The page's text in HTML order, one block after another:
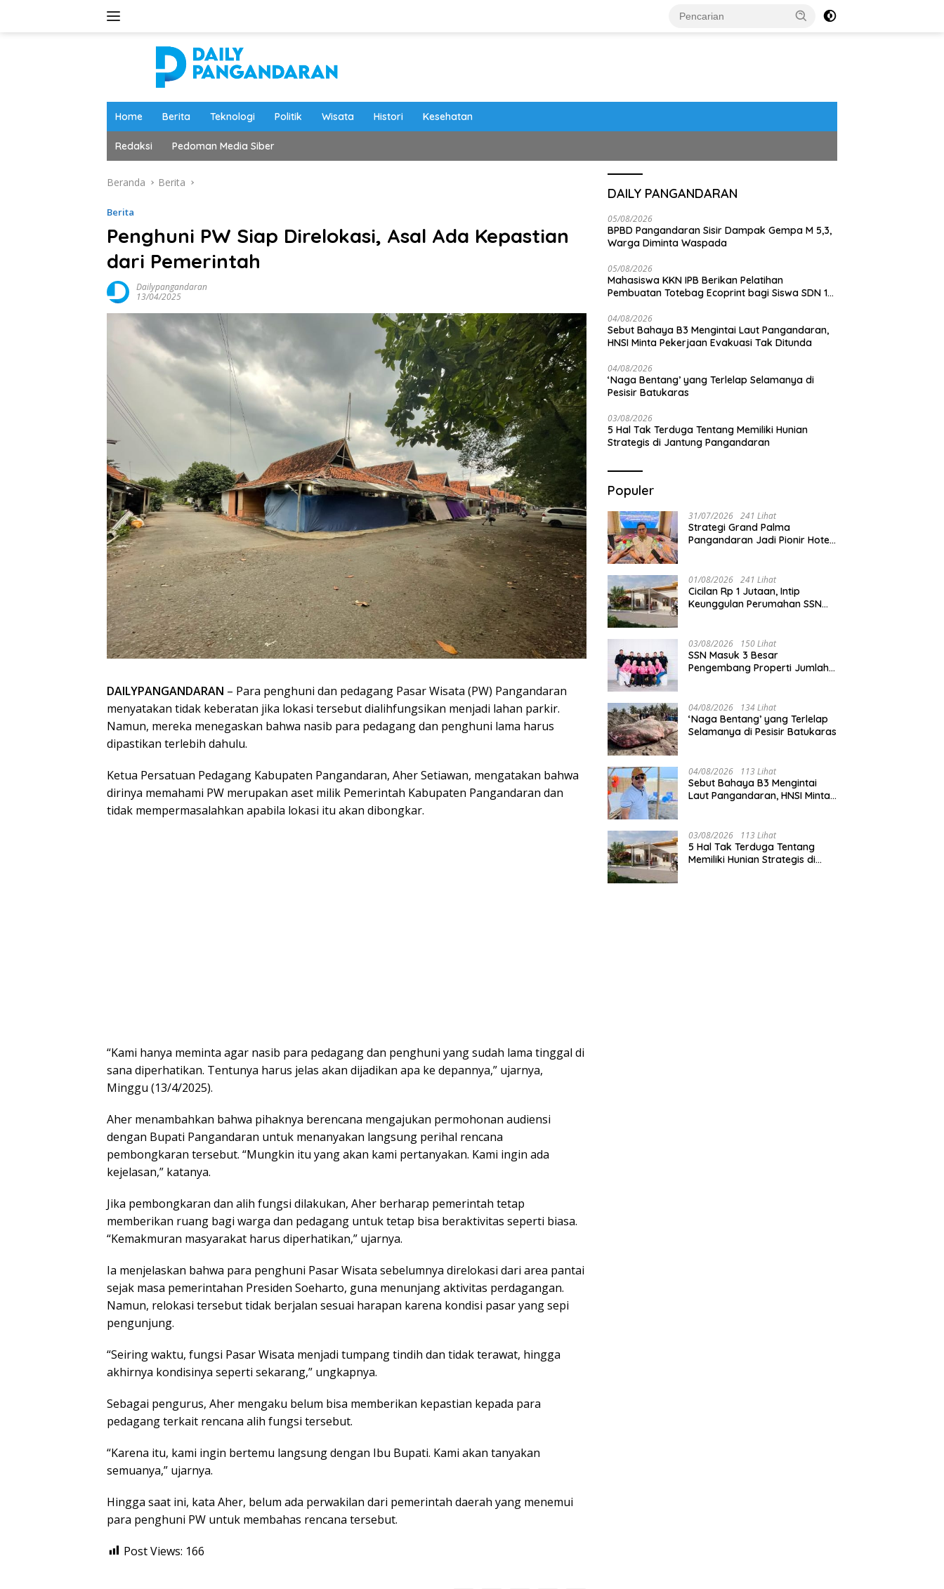
Home Berita Teknologi Politik Wisata Histori Kesehatan
Redaksi Pedoman Media Siber
Beranda Berita
Berita
Penghuni PW Siap Direlokasi, Asal Ada Kepastian
dari Pemerintah
Dailypangandaran
13/04/2025
DAILYPANGANDARAN – Para penghuni dan pedagang Pasar Wisata (PW) Pangandaran
menyatakan tidak keberatan jika lokasi tersebut dialihfungsikan menjadi lahan parkir.
Namun, mereka menegaskan bahwa nasib para pedagang dan penghuni lama harus
dipastikan terlebih dahulu.
Ketua Persatuan Pedagang Kabupaten Pangandaran, Aher Setiawan, mengatakan bahwa
dirinya memahami PW merupakan aset milik Pemerintah Kabupaten Pangandaran dan
tidak mempermasalahkan apabila lokasi itu akan dibongkar.
“Kami hanya meminta agar nasib para pedagang dan penghuni yang sudah lama tinggal di
sana diperhatikan. Tentunya harus jelas akan dijadikan apa ke depannya,” ujarnya,
Minggu (13/4/2025).
Aher menambahkan bahwa pihaknya berencana mengajukan permohonan audiensi
dengan Bupati Pangandaran untuk menanyakan langsung perihal rencana
pembongkaran tersebut. “Mungkin itu yang akan kami pertanyakan. Kami ingin ada
kejelasan,” katanya.
Jika pembongkaran dan alih fungsi dilakukan, Aher berharap pemerintah tetap
memberikan ruang bagi warga dan pedagang untuk tetap bisa beraktivitas seperti biasa.
“Kemakmuran masyarakat harus diperhatikan,” ujarnya.
Ia menjelaskan bahwa para penghuni Pasar Wisata sebelumnya direlokasi dari area pantai
sejak masa pemerintahan Presiden Soeharto, guna menunjang aktivitas perdagangan.
Namun, relokasi tersebut tidak berjalan sesuai harapan karena kondisi pasar yang sepi
pengunjung.
“Seiring waktu, fungsi Pasar Wisata menjadi tumpang tindih dan tidak terawat, hingga
akhirnya kondisinya seperti sekarang,” ungkapnya.
Sebagai pengurus, Aher mengaku belum bisa memberikan kepastian kepada para
pedagang terkait rencana alih fungsi tersebut.
“Karena itu, kami ingin bertemu langsung dengan Ibu Bupati. Kami akan tanyakan
semuanya,” ujarnya.
Hingga saat ini, kata Aher, belum ada perwakilan dari pemerintah daerah yang menemui
para penghuni PW untuk membahas rencana tersebut.
Post Views: 166
DAILY PANGANDARAN
05/08/2026
BPBD Pangandaran Sisir Dampak Gempa M 5,3,
Warga Diminta Waspada
05/08/2026
Mahasiswa KKN IPB Berikan Pelatihan
Pembuatan Totebag Ecoprint bagi Siswa SDN 1
04/08/2026
Sebut Bahaya B3 Mengintai Laut Pangandaran,
HNSI Minta Pekerjaan Evakuasi Tak Ditunda
04/08/2026
‘Naga Bentang’ yang Terlelap Selamanya di
Pesisir Batukaras
03/08/2026
5 Hal Tak Terduga Tentang Memiliki Hunian
Strategis di Jantung Pangandaran
Populer
31/07/2026 241 Lihat
Strategi Grand Palma
Pangandaran Jadi Pionir Hotel
01/08/2026 241 Lihat
Cicilan Rp 1 Jutaan, Intip
Keunggulan Perumahan SSN
03/08/2026 150 Lihat
SSN Masuk 3 Besar
Pengembang Properti Jumlah
04/08/2026 134 Lihat
‘Naga Bentang’ yang Terlelap
Selamanya di Pesisir Batukaras
04/08/2026 113 Lihat
Sebut Bahaya B3 Mengintai
Laut Pangandaran, HNSI Minta
03/08/2026 113 Lihat
5 Hal Tak Terduga Tentang
Memiliki Hunian Strategis di